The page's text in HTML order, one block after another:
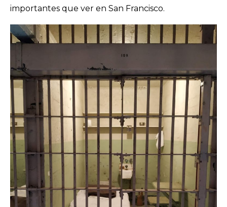
importantes que ver en San Francisco.